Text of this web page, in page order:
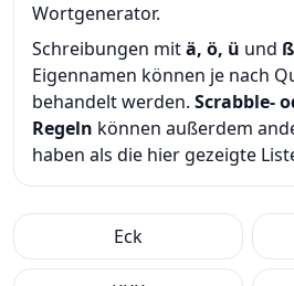
Wortgenerator.
Schreibungen mitä, ö, ü und ß
Eigennamen können je nach
behandelt werden. Scrabble-
Regeln können außerdem
haben als die hier gezeigte
Eck